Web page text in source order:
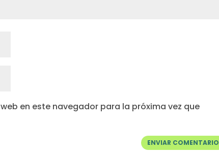
en este navegador para la próxima vez que
ENVIAR COMENTARIO